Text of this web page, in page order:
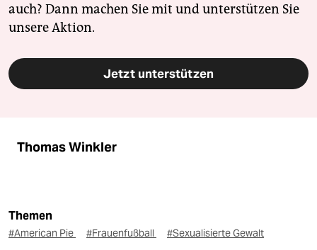
auch? Dann machen Sie mit und unterstützen Sie
unsere Aktion.
Jetzt unterstützen
Thomas Winkler
Themen
#American Pie #Frauenfußball #Sexualisierte Gewalt